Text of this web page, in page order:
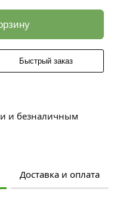
Быстрый заказ
и безналичным
Доставка и оплата